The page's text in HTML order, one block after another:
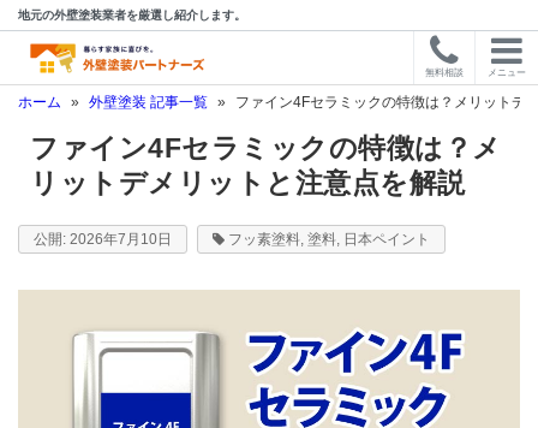
地元の外壁塗装業者を厳選し紹介します。
無料相談 メニュー
ホーム » 外壁塗装 記事一覧 » ファイン4Fセラミックの特徴は？メリットデ
ファイン4Fセラミックの特徴は？メ
リットデメリットと注意点を解説
2026年7月10日 フッ素塗料, 塗料, 日本ペイント